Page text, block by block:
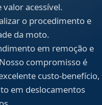
valor acessível.
o procedimento e
da moto.
em remoção e
compromisso é
custo-benefício,
em deslocamentos